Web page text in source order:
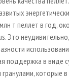
т пеллет в год,
Это
поддержка в виде
гранулами, которые